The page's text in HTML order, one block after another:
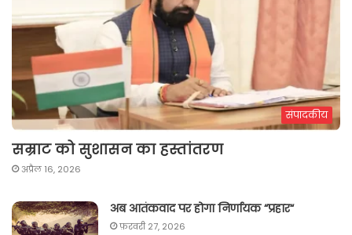
संपादकीय
सम्राट को सुशासन का हस्तांतरण
अप्रैल 16, 2026
अब आतंकवाद पर होगा निर्णायक “प्रहार“
फ़रवरी 27, 2026